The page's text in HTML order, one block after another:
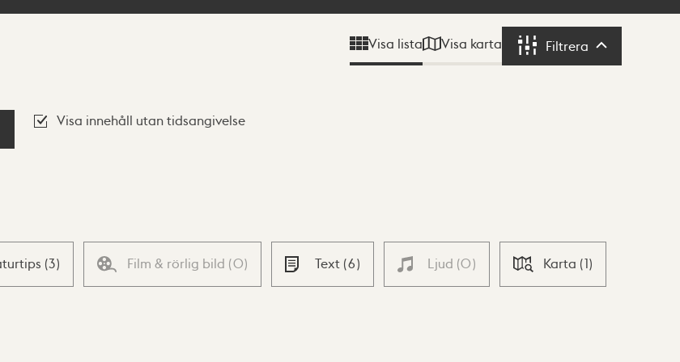
Visa lista Visa karta Filtrera Filtrera
Visa innehåll utan tidsangivelse
(3) Film & rörlig bild (0) Text (6) Ljud (0) Karta (1)